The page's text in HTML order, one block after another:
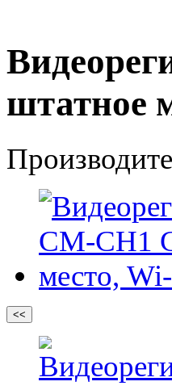
штатное
<<